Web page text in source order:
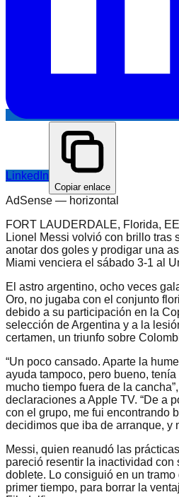
LinkedIn
Copiar enlace
AdSense — horizontal
FORT LAUDERDALE, Florida,
Lionel Messi volvió con brillo tras
anotar dos goles y prodigar una
Miami venciera el sábado 3-1 al
El astro argentino, ocho veces
Oro, no jugaba con el conjunto
debido a su participación en la
selección de Argentina y a la
certamen, un triunfo sobre
“Un poco cansado. Aparte la
ayuda tampoco, pero bueno,
mucho tiempo fuera de la
declaraciones a Apple TV. “De a
con el grupo, me fui encontrando
decidimos que iba de arranque, y
Messi, quien reanudó las
pareció resentir la inactividad con
doblete. Lo consiguió en un tramo
primer tiempo, para borrar la